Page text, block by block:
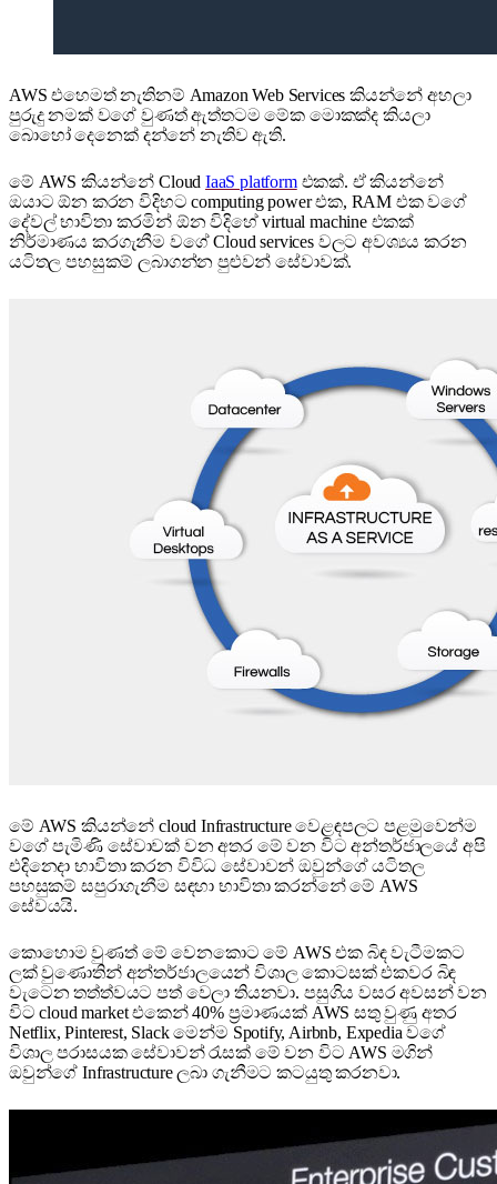
AWS එහෙමත් නැතිනම් Amazon Web Services කියන්නේ අහලා
පුරුදු නමක් වගේ වුණත් ඇත්තටම මේක මොකක්ද කියලා
බොහෝ දෙනෙක් දන්නේ නැතිව ඇති.
මේ AWS කියන්නේ CloudIaaS platformඑකක්. ඒ කියන්නේ
ඔයාට ඕන කරන විදිහට computing power එක, RAM එක වගේ
දේවල් භාවිතා කරමින් ඕන විදිහේ virtual machine එකක්
නිර්මාණය කරගැනීම වගේ Cloud services වලට අවශ්‍යය කරන
යටිතල පහසුකම් ලබාගන්න පුළුවන් සේවාවක්.
මේ AWS කියන්නේ cloud Infrastructure වෙළඳපලට පළමුවෙන්ම
වගේ පැමිණි සේවාවක් වන අතර මේ වන විට අන්තර්ජාලයේ අපි
එදිනෙදා භාවිතා කරන විවිධ සේවාවන් ඔවුන්ගේ යටිතල
පහසුකම් සපුරාගැනීම සඳහා භාවිතා කරන්නේ මේ AWS
සේවයයි.
කොහොම වුණත් මේ වෙනකොට මේ AWS එක බිඳ වැටීමකට
ලක් වුණොතින් අන්තර්ජාලයෙන් විශාල කොටසක් එකවර බිඳ
වැටෙන තත්ත්වයට පත් වෙලා තියනවා. පසුගිය වසර අවසන් වන
විට cloud market එකෙන් 40% ප්‍රමාණයක් AWS සතු වුණු අතර
Netflix, Pinterest, Slack මෙන්ම Spotify, Airbnb, Expedia වගේ
විශාල පරාසයක සේවාවන් රැසක් මේ වන විට AWS මගින්
ඔවුන්ගේ Infrastructure ලබා ගැනීමට කටයුතු කරනවා.